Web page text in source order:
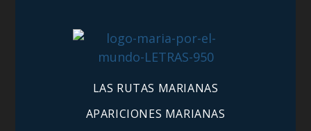
LAS RUTAS MARIANAS
APARICIONES MARIANAS